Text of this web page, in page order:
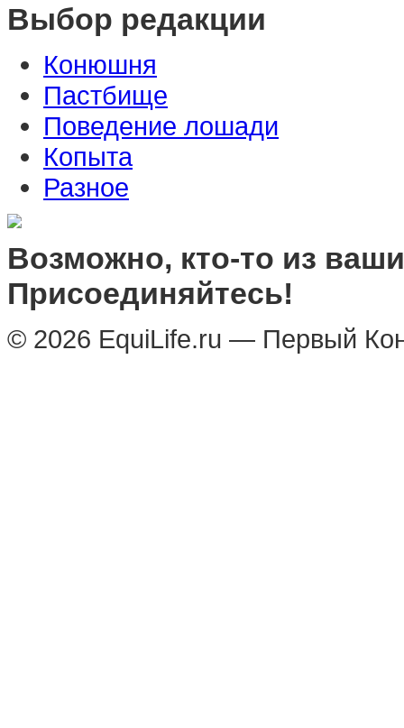
Выбор редакции
Конюшня
Пастбище
Поведение лошади
Копыта
Разное
Возможно, кто-то из
Присоединяйтесь!
© 2026 EquiLife.ru — Первый